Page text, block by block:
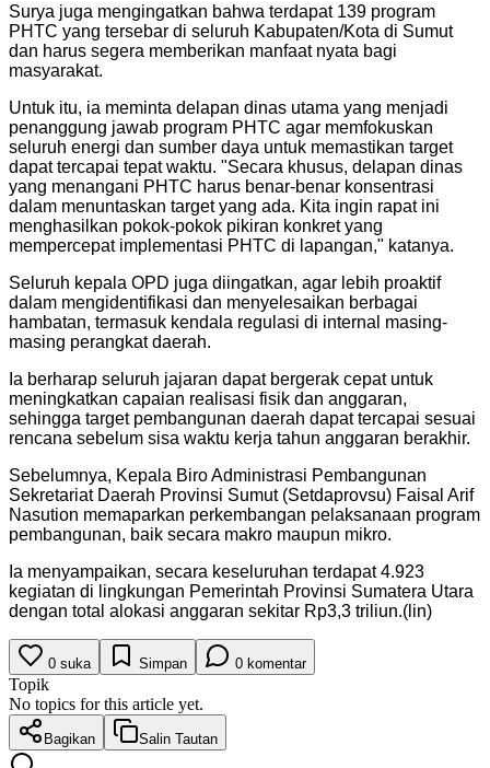
Surya juga mengingatkan bahwa terdapat 139 program
PHTC yang tersebar di seluruh Kabupaten/Kota di Sumut
dan harus segera memberikan manfaat nyata bagi
masyarakat.
Untuk itu, ia meminta delapan dinas utama yang menjadi
penanggung jawab program PHTC agar memfokuskan
seluruh energi dan sumber daya untuk memastikan target
dapat tercapai tepat waktu. "Secara khusus, delapan dinas
yang menangani PHTC harus benar-benar konsentrasi
dalam menuntaskan target yang ada. Kita ingin rapat ini
menghasilkan pokok-pokok pikiran konkret yang
mempercepat implementasi PHTC di lapangan," katanya.
Seluruh kepala OPD juga diingatkan, agar lebih proaktif
dalam mengidentifikasi dan menyelesaikan berbagai
hambatan, termasuk kendala regulasi di internal masing-
masing perangkat daerah.
Ia berharap seluruh jajaran dapat bergerak cepat untuk
meningkatkan capaian realisasi fisik dan anggaran,
sehingga target pembangunan daerah dapat tercapai sesuai
rencana sebelum sisa waktu kerja tahun anggaran berakhir.
Sebelumnya, Kepala Biro Administrasi Pembangunan
Sekretariat Daerah Provinsi Sumut (Setdaprovsu) Faisal Arif
Nasution memaparkan perkembangan pelaksanaan program
pembangunan, baik secara makro maupun mikro.
Ia menyampaikan, secara keseluruhan terdapat 4.923
kegiatan di lingkungan Pemerintah Provinsi Sumatera Utara
dengan total alokasi anggaran sekitar Rp3,3 triliun.(lin)
0 suka Simpan 0 komentar
Topik
No topics for this article yet.
Bagikan Salin Tautan